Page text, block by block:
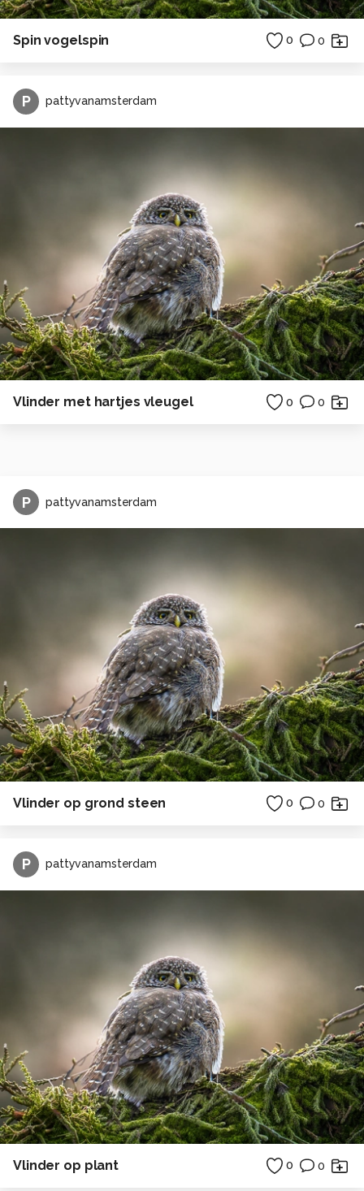
Spin vogelspin 0 0
P pattyvanamsterdam
Vlinder met hartjes vleugel 0 0
P pattyvanamsterdam
Vlinder op grond steen 0 0
P pattyvanamsterdam
Vlinder op plant 0 0